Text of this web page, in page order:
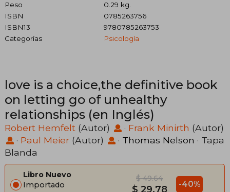
Peso
0.29 kg.
ISBN
0785263756
ISBN13
9780785263753
Categorías
Psicología
love is a choice,the definitive book
on letting go of unhealthy
relationships (en Inglés)
Robert Hemfelt (Autor) · Frank Minirth (Autor)
· Paul Meier (Autor) · Thomas Nelson · Tapa
Blanda
Libro Nuevo
Importado
$ 49.64
$ 29.78 -40%